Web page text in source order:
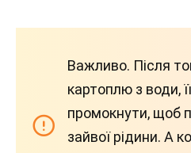
Важливо. Після
картоплю з води,
промокнути, щоб
зайвої рідини. А